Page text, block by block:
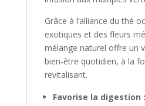
Grâce à l’alliance du thé
exotiques et des fleurs
mélange naturel offre un
bien-être quotidien, à la
revitalisant.
Favorise la digestion :